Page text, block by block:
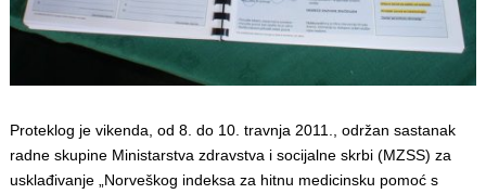
Proteklog je vikenda, od 8. do 10. travnja 2011., održan sastanak
radne skupine Ministarstva zdravstva i socijalne skrbi (MZSS) za
usklađivanje „Norveškog indeksa za hitnu medicinsku pomoć s